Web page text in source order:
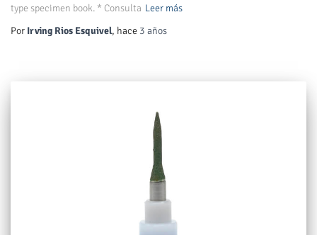
type specimen book. * Consulta Leer más
Por Irving Rios Esquivel, hace 3 años